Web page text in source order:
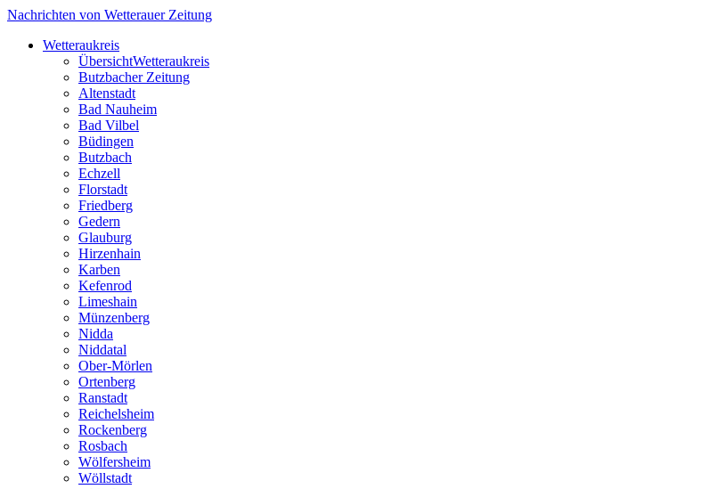
Nachrichten von Wetterauer Zeitung
Wetteraukreis
ÜbersichtWetteraukreis
Butzbacher Zeitung
Altenstadt
Bad Nauheim
Bad Vilbel
Büdingen
Butzbach
Echzell
Florstadt
Friedberg
Gedern
Glauburg
Hirzenhain
Karben
Kefenrod
Limeshain
Münzenberg
Nidda
Niddatal
Ober-Mörlen
Ortenberg
Ranstadt
Reichelsheim
Rockenberg
Rosbach
Wölfersheim
Wöllstadt